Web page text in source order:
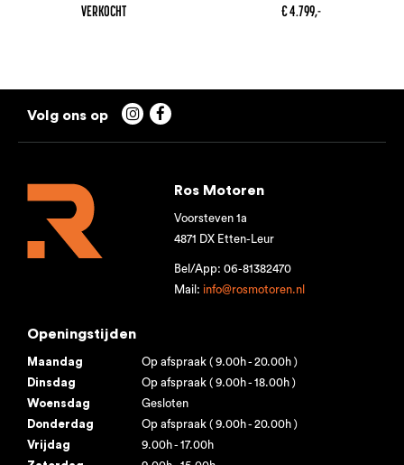
VERKOCHT € 4.799,-
 
Ros Motoren
Voorsteven 1a
4871 DX Etten-Leur
Bel/App: 06-81382470
Mail:info@rosmotoren.nl
Openingstijden
Maandag
Op afspraak ( 9.00h - 20.00h )
Dinsdag
Op afspraak ( 9.00h - 18.00h )
Woensdag
Gesloten
Donderdag
Op afspraak ( 9.00h - 20.00h )
Vrijdag
9.00h - 17.00h